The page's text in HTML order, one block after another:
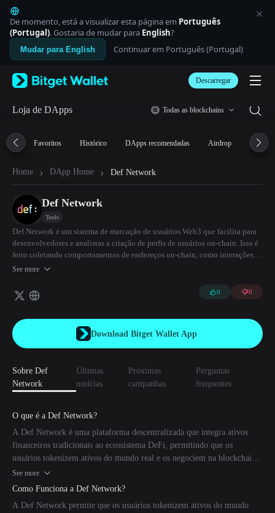
English
日本語
Tiếng Việt
Русский
Español (Latinoamérica)
Italiano
Deutsch
繁體中文
Português (Portugal)
ภาษาไทย
العربية
বাংলা
Español
Português (Brasil)
Español (Argentina)
De momento, está a visualizar esta página em Português
(Portugal). Gostaria de mudar para English?
Mudar para English Continuar em Português (Portugal)
Descarregar
Loja de DApps Todas as blockchains
Favoritos Histórico DApps recomendadas Airdrop DeFi
Home › DApp Home › Def Network
Def Network
Tools
Def Network é um sistema de marcação de usuários Web3 que facilita para
desenvolvedores e analistas a criação de perfis de usuários on-chain. Isso é
feito coletando comportamentos de endereços on-chain, como interações
com contratos e transações de tokens. Os usuários podem encontrar pessoas
usadas para gerar listas brancas, construir SocialFi, desenvolver ferramentas
de negociação, criar perfis, realizar análises de dados e muito mais.
See more
0 0
Download Bitget Wallet App
Sobre Def
Network
Últimas
notícias
Próximas
campanhas
Perguntas
frequentes
O que é a Def Network?
A Def Network é uma plataforma descentralizada que integra ativos
financeiros tradicionais ao ecossistema DeFi, permitindo que os
usuários tokenizem ativos do mundo real e os negociem na blockchain.
Essa abordagem melhora a liquidez e abre novas oportunidades de
investimento.
See more
Como Funciona a Def Network?
A Def Network permite que os usuários tokenizem ativos do mundo